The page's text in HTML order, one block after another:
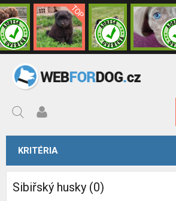
KRITÉRIA
Sibiřský husky (0)